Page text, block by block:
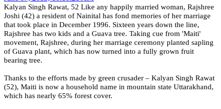
Kalyan Singh Rawat, 52 Like any happily married woman, Rajshree
Joshi (42) a resident of Nainital has fond memories of her marriage
that took place in December 1996. Sixteen years down the line,
Rajshree has two kids and a Guava tree. Taking cue from 'Maiti'
movement, Rajshree, during her marriage ceremony planted sapling
of Guava plant, which has now turned into a fully grown fruit
bearing tree.
Thanks to the efforts made by green crusader – Kalyan Singh Rawat
(52), Maiti is now a household name in mountain state Uttarakhand,
which has nearly 65% forest cover.